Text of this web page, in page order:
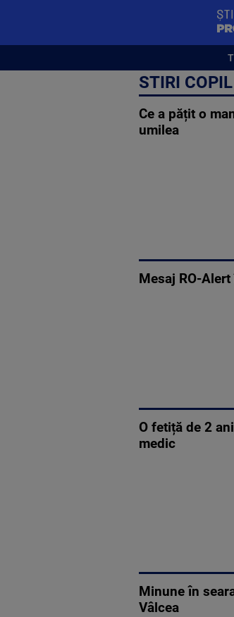
STIRI COPIL
Ce a pățit o
umilea
Mesaj RO-
O fetiță de 2
medic
Minune în
Vâlcea